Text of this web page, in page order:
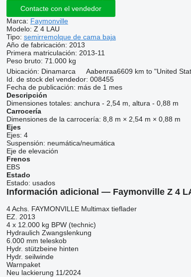
Contacte con el vendedor
Marca: Faymonville
Modelo: Z 4 LAU
Tipo: semirremolque de cama baja
Año de fabricación: 2013
Primera matriculación: 2013-11
Peso bruto: 71.000 kg
Ubicación: Dinamarca Aabenraa6609 km to "United
Id. de stock del vendedor: 008455
Fecha de publicación: más de 1 mes
Descripción
Dimensiones totales: anchura - 2,54 m, altura - 0,88 m
Carrocería
Dimensiones de la carrocería: 8,8 m × 2,54 m × 0,88 m
Ejes
Ejes: 4
Suspensión: neumática/neumática
Eje de elevación
Frenos
EBS
Estado
Estado: usados
Información adicional — Faymonville Z 4
4 Achs. FAYMONVILLE Multimax tieflader
EZ. 2013
4 x 12.000 kg BPW (technic)
Hydraulich Zwangslenkung
6.000 mm teleskob
Hydr. stützbeine hinten
Hydr. seilwinde
Warnpaket
Neu lackierung 11/2024